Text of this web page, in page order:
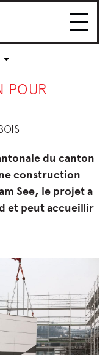
POUR
du canton
construction
See, le projet a
et peut accueillir